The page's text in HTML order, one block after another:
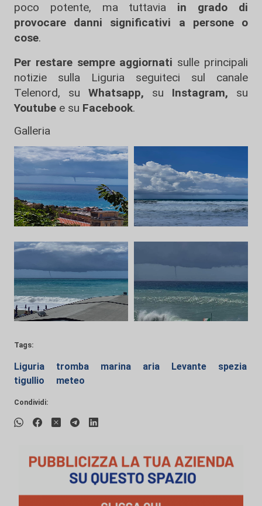
poco potente, ma tuttavia in grado di
provocare danni significativi a persone o
cose.
Per restare sempre aggiornati sulle principali
notizie sulla Liguria seguiteci sul canale
Telenord, su
Whatsapp, su Instagram, su
Youtube e su Facebook.
Galleria
Tags:
Liguria tromba marina aria Levante
spezia
tigullio
meteo
Condividi: